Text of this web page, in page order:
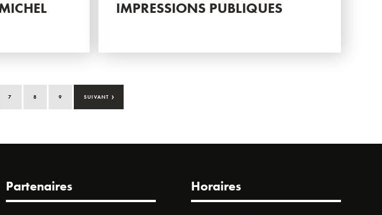
IMPRESSIONS PUBLIQUES
7 8 9 SUIVANT ›
Partenaires Horaires